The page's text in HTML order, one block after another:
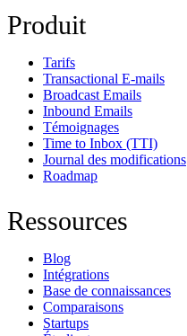
Produit
Tarifs
Transactional E-mails
Broadcast Emails
Inbound Emails
Témoignages
Time to Inbox (TTI)
Journal des modifications
Roadmap
Ressources
Blog
Intégrations
Base de connaissances
Comparaisons
Startups